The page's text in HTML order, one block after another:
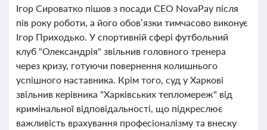
Ігор Сироватко пішов з посади CEO NovaPay після
пів року роботи, а його обов’язки тимчасово виконує
Ігор Приходько. У спортивній сфері футбольний
клуб "Олександрія" звільнив головного тренера
через кризу, готуючи повернення колишнього
успішного наставника. Крім того, суд у Харкові
звільнив керівника "Харківських тепломереж" від
кримінальної відповідальності, що підкреслює
важливість врахування професіоналізму та внеску